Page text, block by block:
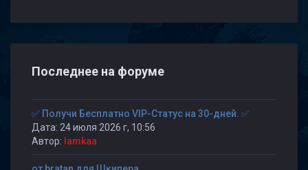
Последнее на форуме
✅ Получи Бесплатно VIP-Статус на 30-дней. ✅
Дата: 24 июля 2026 г, 10:56
Автор: lamkaa